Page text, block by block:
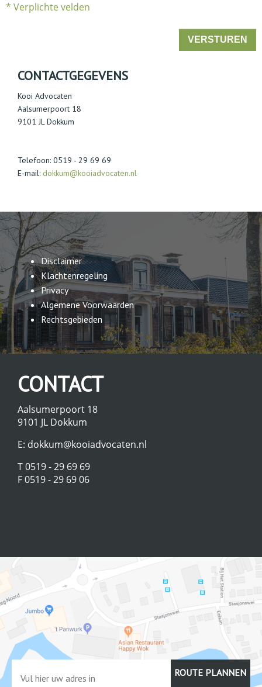
* Verplichte velden
VERSTUREN
CONTACTGEGEVENS
Kooi Advocaten
Aalsumerpoort 18
9101 JL Dokkum
Telefoon: 0519 - 29 69 69
E-mail: dokkum@kooiadvocaten.nl
Disclaimer
Klachtenregeling
Privacy
Algemene Voorwaarden
Rechtsgebieden
CONTACT
Aalsumerpoort 18
9101 JL Dokkum
E: dokkum@kooiadvocaten.nl
T 0519 - 29 69 69
F 0519 - 29 69 06
ROUTE PLANNEN